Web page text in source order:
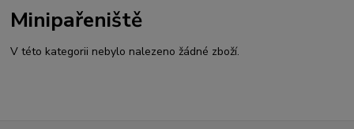
Minipařeniště
V této kategorii nebylo nalezeno žádné zboží.